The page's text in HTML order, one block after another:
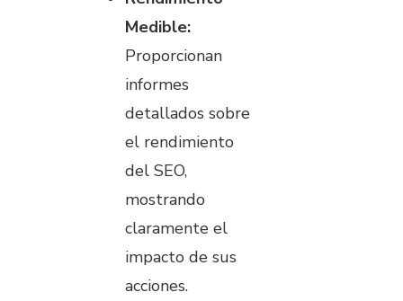
Medible:
Proporcionan
informes
detallados sobre
el rendimiento
del SEO,
mostrando
claramente el
impacto de sus
acciones.